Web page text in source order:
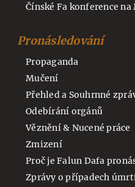
Čínské Fa konference
Pronásledování
Propaganda
Mučení
Přehled a Souhrnné
Odebírání orgánů
Věznění & Nucené práce
Zmizení
Proč je Falun Dafa
Zprávy o případech